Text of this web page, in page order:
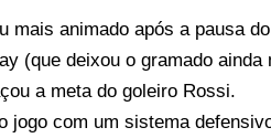
mais animado após a pausa
(que deixou o gramado
a meta do goleiro Rossi.
jogo com um sistema